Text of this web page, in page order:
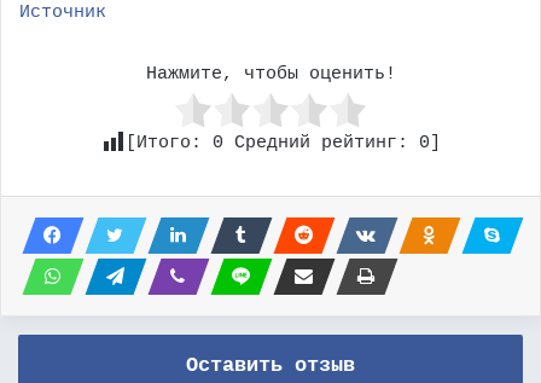
Источник
Нажмите, чтобы оценить!
[Итого: 0 Средний рейтинг: 0
Оставить отзыв